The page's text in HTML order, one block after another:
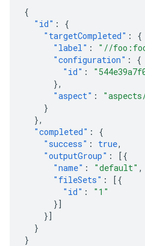
{
"id" :
{
"targetCompleted" :
{
"label" : "//
"configuration" :
{
"id" :
},
"aspect" :
}
},
"completed" :
{
"success" : true,
"outputGroup" :
[{
"name" : "default" ,
"fileSets" :
[{
"id" :
"1"
}]
}]
}
}